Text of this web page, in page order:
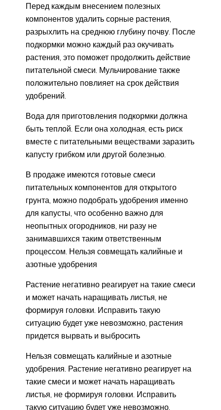
Перед каждым внесением полезных
компонентов удалить сорные растения,
разрыхлить на среднюю глубину почву. После
подкормки можно каждый раз окучивать
растения, это поможет продолжить действие
питательной смеси. Мульчирование также
положительно повлияет на срок действия
удобрений.
Вода для приготовления подкормки должна
быть теплой. Если она холодная, есть риск
вместе с питательными веществами заразить
капусту грибком или другой болезнью.
В продаже имеются готовые смеси
питательных компонентов для открытого
грунта, можно подобрать удобрения именно
для капусты, что особенно важно для
неопытных огородников, ни разу не
занимавшихся таким ответственным
процессом. Нельзя совмещать калийные и
азотные удобрения
Растение негативно реагирует на такие смеси
и может начать наращивать листья, не
формируя головки. Исправить такую
ситуацию будет уже невозможно, растения
придется вырвать и выбросить
Нельзя совмещать калийные и азотные
удобрения. Растение негативно реагирует на
такие смеси и может начать наращивать
листья, не формируя головки. Исправить
такую ситуацию будет уже невозможно,